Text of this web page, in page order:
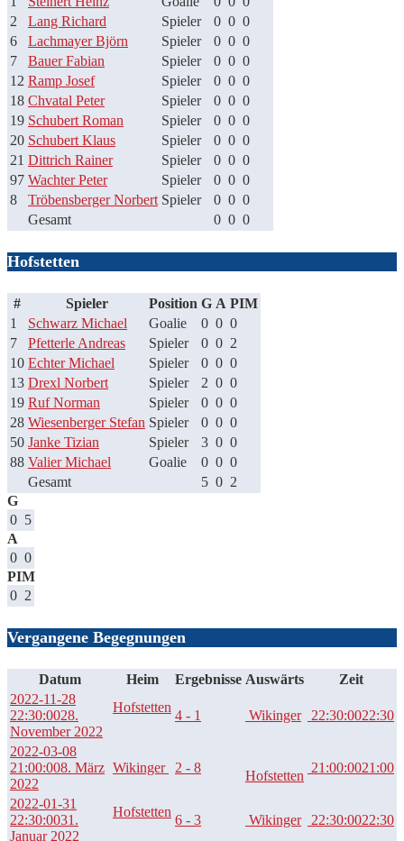
2
Lang Richard Spieler 0 0 0
6
Lachmayer Björn Spieler 0 0 0
7
Bauer Fabian Spieler 0 0 0
12 Ramp Josef Spieler 0 0 0
18 Chvatal Peter Spieler 0 0 0
19 Schubert Roman Spieler 0 0 0
20 Schubert Klaus Spieler 0 0 0
21 Dittrich Rainer Spieler 0 0 0
97 Wachter Peter Spieler 0 0 0
8
Tröbensberger Norbert Spieler 0 0 0
Gesamt
0 0 0
Hofstetten
# Spieler Position G A PIM
1
Schwarz Michael Goalie 0 0 0
7
Pfetterle Andreas Spieler 0 0 2
10 Echter Michael Spieler 0 0 0
13 Drexl Norbert Spieler 2 0 0
19 Ruf Norman Spieler 0 0 0
28 Wiesenberger Stefan Spieler 0 0 0
50 Janke Tizian Spieler 3 0 0
88 Valier Michael Goalie 0 0 0
Gesamt
5 0 2
G
0 5
A
0 0
PIM
0 2
Vergangene Begegnungen
Datum Heim Ergebnisse Auswärts
Zeit
2022-11-28
22:30:0028.
November 2022
Hofstetten
4 - 1 Wikinger 22:30:0022:30
2022-03-08
21:00:008. März
2022
Wikinger 2 - 8
Hofstetten
21:00:0021:00
2022-01-31
22:30:0031.
Januar 2022
Hofstetten
6 - 3 Wikinger 22:30:0022:30